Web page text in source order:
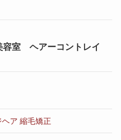
容室 ヘアーコントレイ
ア 縮毛矯正